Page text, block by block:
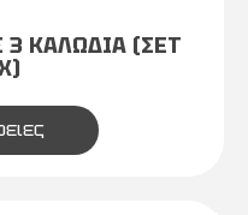
3 ΚΑΛΩΔΙΑ (ΣΕΤ